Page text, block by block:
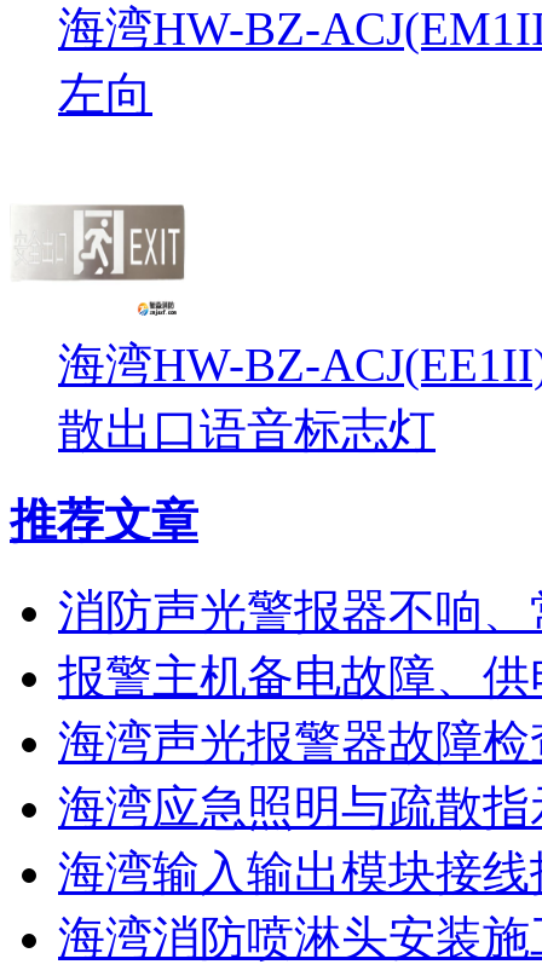
海湾HW-BZ-
左向
海湾HW-BZ-
散出口语音标志灯
推荐文章
消防声光警报器不响
报警主机备电故障、
海湾声光报警器故障
海湾应急照明与疏散
海湾输入输出模块接
海湾消防喷淋头安装